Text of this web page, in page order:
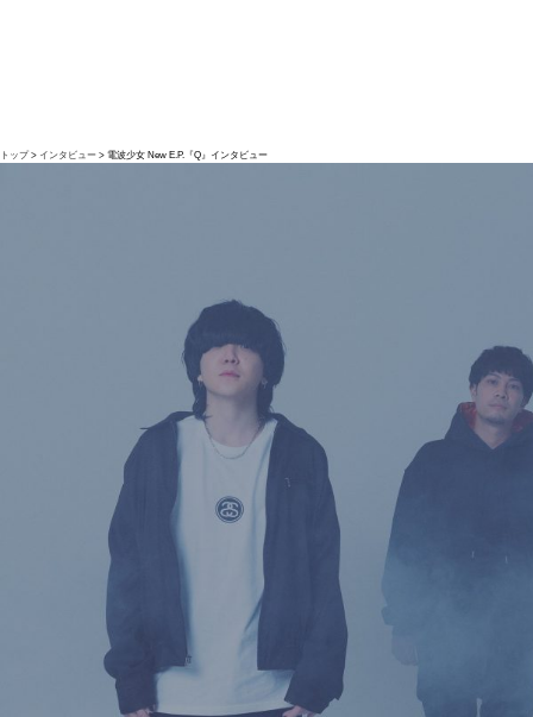
トップ インタビュー 電波少女 New E.P.『Q』インタビュー